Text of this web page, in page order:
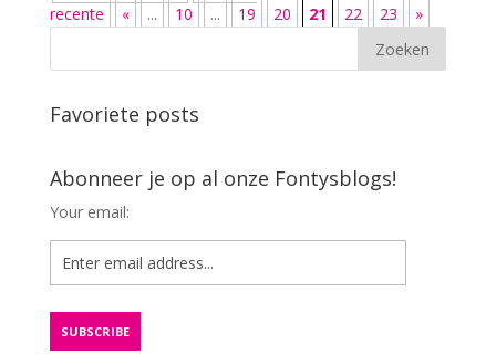
recente
« ... 10 ... 19 20 21 22 23 »
Favoriete posts
Abonneer je op al onze Fontysblogs!
Your email: